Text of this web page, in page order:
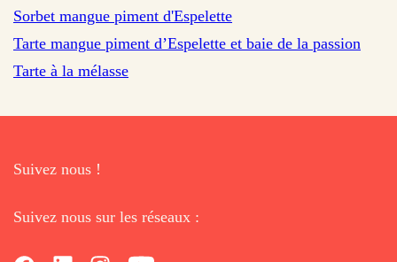
Sorbet mangue piment d'Espelette
Tarte mangue piment d’Espelette et baie de la passion
Tarte à la mélasse
Suivez nous !
Suivez nous sur les réseaux :